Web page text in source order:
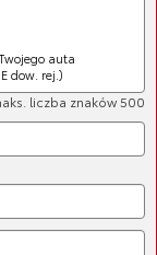
liczba znaków 500
auta
dow. rej.)